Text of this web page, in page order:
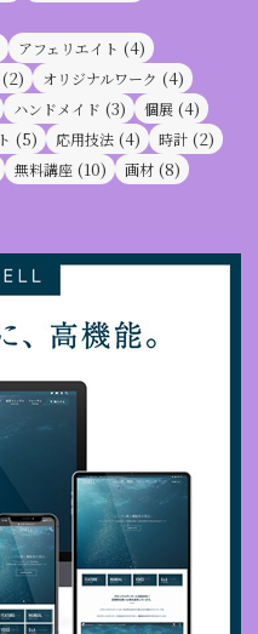
アフェリエイト (4)
(2) オリジナルワーク (4)
ハンドメイド (3) 個展 (4)
(5) 応用技法 (4) 時計 (2)
無料講座 (10) 画材 (8)